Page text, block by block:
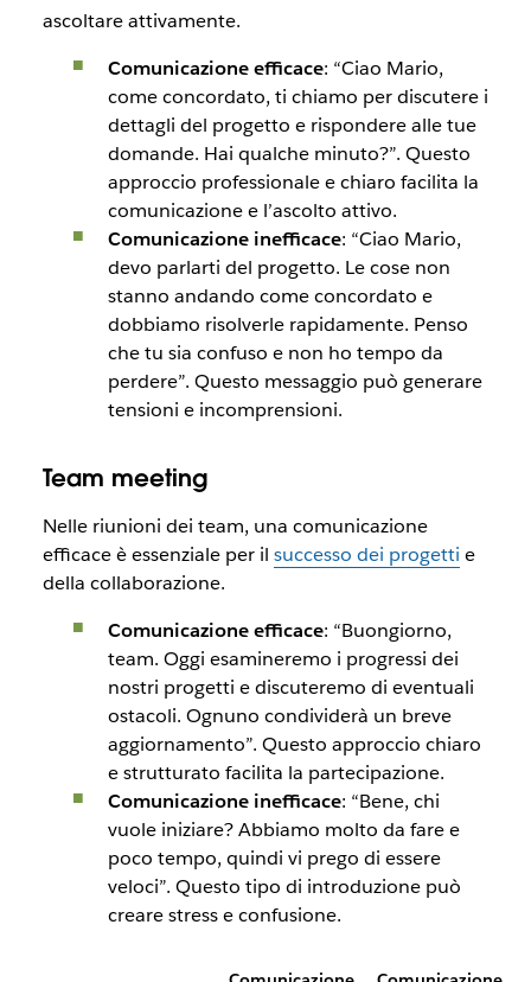
ascoltare attivamente.
Comunicazione efficace: “Ciao Mario,
come concordato, ti chiamo per discutere i
dettagli del progetto e rispondere alle tue
domande. Hai qualche minuto?”. Questo
approccio professionale e chiaro facilita la
comunicazione e l’ascolto attivo.
Comunicazione inefficace: “Ciao Mario,
devo parlarti del progetto. Le cose non
stanno andando come concordato e
dobbiamo risolverle rapidamente. Penso
che tu sia confuso e non ho tempo da
perdere”. Questo messaggio può generare
tensioni e incomprensioni.
Team meeting
Nelle riunioni dei team, una comunicazione
efficace è essenziale per il successo dei progetti e
della collaborazione.
Comunicazione efficace: “Buongiorno,
team. Oggi esamineremo i progressi dei
nostri progetti e discuteremo di eventuali
ostacoli. Ognuno condividerà un breve
aggiornamento”. Questo approccio chiaro
e strutturato facilita la partecipazione.
Comunicazione inefficace: “Bene, chi
vuole iniziare? Abbiamo molto da fare e
poco tempo, quindi vi prego di essere
veloci”. Questo tipo di introduzione può
creare stress e confusione.